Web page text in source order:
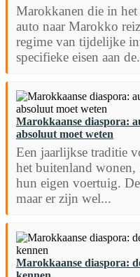
Marokkanen die in
auto naar Marokko
regime van tijdelijke
specifieke eisen aan
Marokkaanse diaspora:
absoluut moet weten
Een jaarlijkse traditie
het buitenland wonen,
hun eigen voertuig.
maar er zijn wel...
Marokkaanse diaspora: